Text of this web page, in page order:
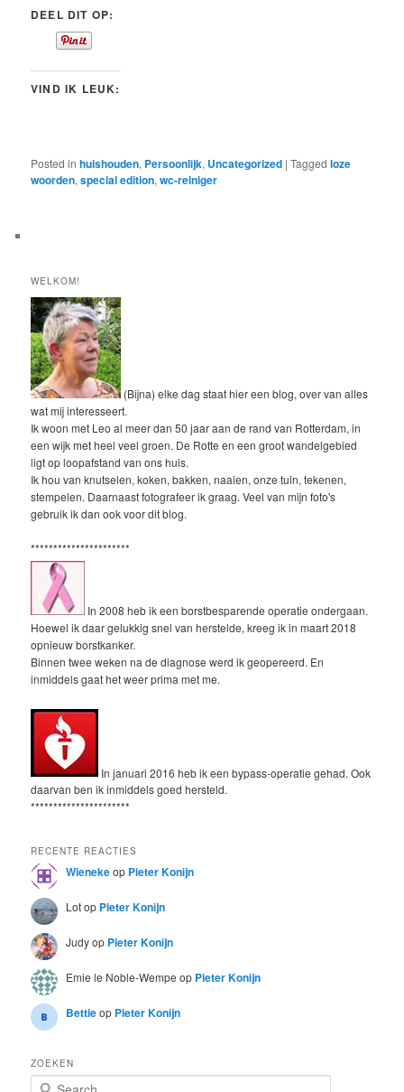
DEEL DIT OP:
VIND IK LEUK:
Posted in huishouden, Persoonlijk, Uncategorized |Tagged loze
woorden,special edition,wc-reiniger
WELKOM!
(Bijna) elke dag staat hier een blog, over van alles
wat mij interesseert.
Ik woon met Leo al meer dan 50 jaar aan de rand van Rotterdam, in
een wijk met heel veel groen. De Rotte en een groot wandelgebied
ligt op loopafstand van ons huis.
Ik hou van knutselen, koken, bakken, naaien, onze tuin, tekenen,
stempelen. Daarnaast fotografeer ik graag. Veel van mijn foto's
gebruik ik dan ook voor dit blog.
**********************
In 2008 heb ik een borstbesparende operatie ondergaan.
Hoewel ik daar gelukkig snel van herstelde, kreeg ik in maart 2018
opnieuw borstkanker.
Binnen twee weken na de diagnose werd ik geopereerd. En
inmiddels gaat het weer prima met me.
In januari 2016 heb ik een bypass-operatie gehad. Ook
daarvan ben ik inmiddels goed hersteld.
**********************
RECENTE REACTIES
Wienekeop Pieter Konijn
Lotop Pieter Konijn
Judyop Pieter Konijn
Emie le Noble-Wempe op Pieter Konijn
Bettieop Pieter Konijn
ZOEKEN